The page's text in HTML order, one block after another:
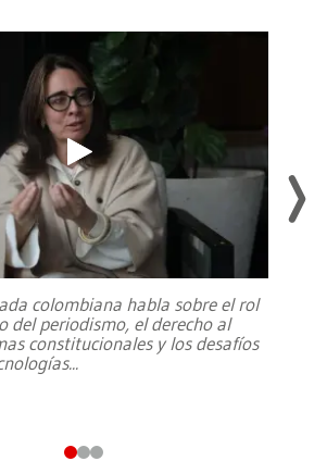
colombiana habla sobre el rol
del periodismo, el derecho al
constitucionales y los desafíos
...